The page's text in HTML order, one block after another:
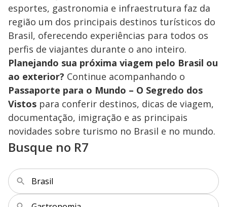
esportes, gastronomia e infraestrutura faz da
região um dos principais destinos turísticos do
Brasil, oferecendo experiências para todos os
perfis de viajantes durante o ano inteiro.
Planejando sua próxima viagem pelo Brasil ou
ao exterior? Continue acompanhando o
Passaporte para o Mundo – O Segredo dos
Vistos para conferir destinos, dicas de viagem,
documentação, imigração e as principais
novidades sobre turismo no Brasil e no mundo.
Busque no R7
Brasil